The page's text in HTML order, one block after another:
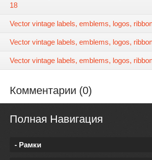
18
Vector vintage labels, emblems, logos,
Vector vintage labels, emblems, logos,
Vector vintage labels, emblems, logos,
Комментарии (0)
Полная Навигация
- Рамки